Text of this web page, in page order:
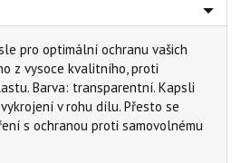
pro optimální ochranu vašich
z vysoce kvalitního, proti
Barva: transparentní. Kapsli
v rohu dílu. Přesto se
s ochranou proti samovolnému